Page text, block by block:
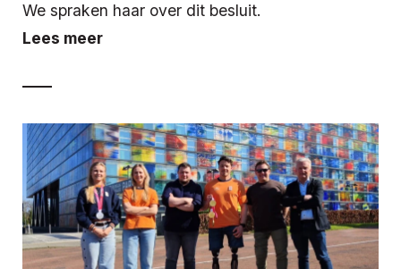
We spraken haar over dit besluit.
Lees meer